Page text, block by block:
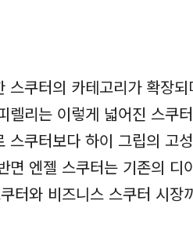
쿠터의 카테고리가 확장
리는 이렇게 넓어진 스쿠
쿠터보다 하이 그립의 고
엔젤 스쿠터는 기존의 디
터와 비즈니스 스쿠터 시장